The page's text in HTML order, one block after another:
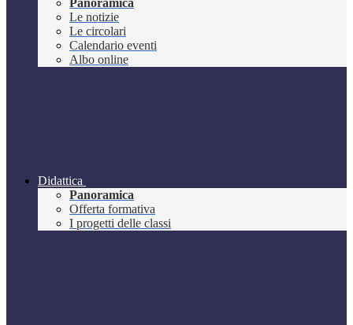
Panoramica
Le notizie
Le circolari
Calendario eventi
Albo online
Didattica
Panoramica
Offerta formativa
I progetti delle classi